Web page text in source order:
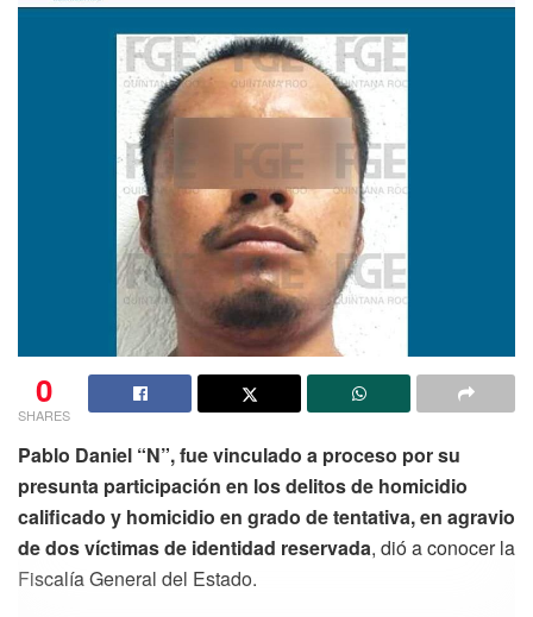
0
SHARES
Pablo Daniel “N”, fue vinculado a proceso por su
presunta participación en los delitos de homicidio
calificado y homicidio en grado de tentativa, en agravio
de dos víctimas de identidad reservada, dió a conocer la
Fiscalía General del Estado.